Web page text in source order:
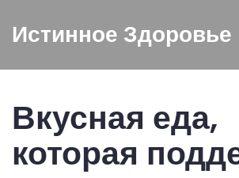
Истинное Здоровье
Вкусная еда,
которая